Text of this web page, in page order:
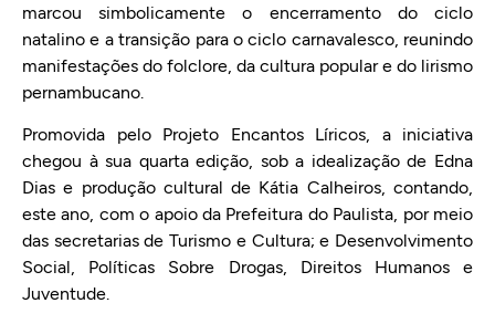
marcou simbolicamente o encerramento do ciclo
natalino e a transição para o ciclo carnavalesco, reunindo
manifestações do folclore, da cultura popular e do lirismo
pernambucano.
Promovida pelo Projeto Encantos Líricos, a iniciativa
chegou à sua quarta edição, sob a idealização de Edna
Dias e produção cultural de Kátia Calheiros, contando,
este ano, com o apoio da Prefeitura do Paulista, por meio
das secretarias de Turismo e Cultura; e Desenvolvimento
Social, Políticas Sobre Drogas, Direitos Humanos e
Juventude.